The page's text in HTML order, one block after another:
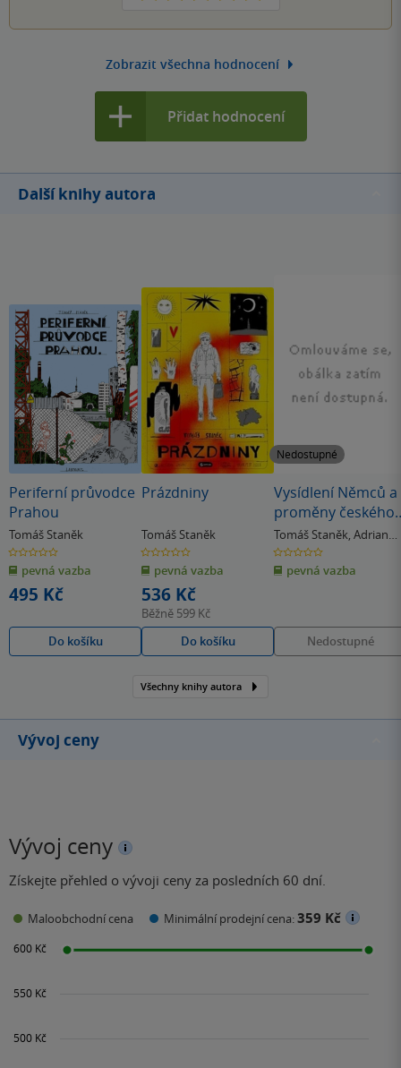
Zobrazit všechna hodnocení
Přidat hodnocení
Další knihy autora
Periferní průvodce
Prahou
Tomáš Staněk
0.0
z
5
hvězdiček
pevná vazba
495 Kč
Do košíku
Prázdniny
Tomáš Staněk
0.0
z
5
hvězdiček
pevná vazba
536 Kč
Běžně 599 Kč
Do košíku
Nedostupné
Vysídlení Němců a
proměny českého
pohraničí 1945-
1951, 2. svazek II.
dílu A. von Arburg,
Tomáš Staněk, Adrian
von Arburg
0.0
z
5
hvězdiček
pevná vazba
Nedostupné
Všechny knihy autora
Vývoj ceny
Vývoj ceny
Získejte přehled o vývoji ceny za posledních 60 dní.
Maloobchodní cena Minimální prodejní cena:359 Kč